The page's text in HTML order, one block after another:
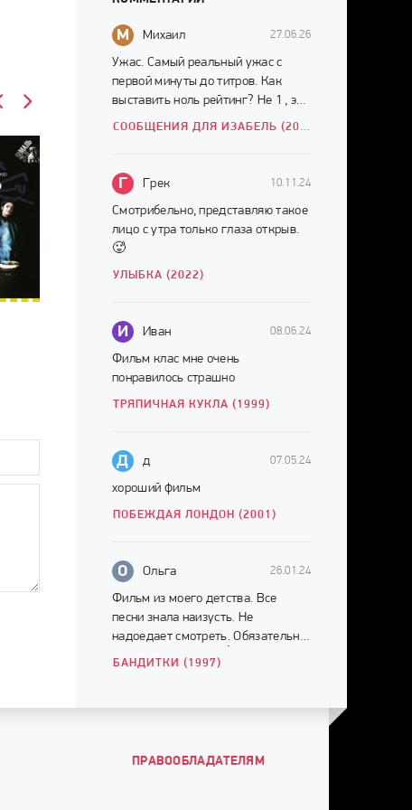
М Михаил 27.06.26
Ужас. Самый реальный ужас с
первой минуты до титров. Как
выставить ноль рейтинг? Не 1 , это
много. НОЛЬ.
СООБЩЕНИЯ ДЛЯ ИЗАБЕЛЬ (2026)
Г Грек 10.11.24
Смотрибельно, представляю такое
лицо с утра только глаза открыв.
🥵
УЛЫБКА (2022)
И Иван 08.06.24
Фильм клас мне очень
понравилось страшно
ТРЯПИЧНАЯ КУКЛА (1999)
Д д 07.05.24
хороший фильм
ПОБЕЖДАЯ ЛОНДОН (2001)
О Ольга 26.01.24
Фильм из моего детства. Все
песни знала наизусть. Не
надоедает смотреть. Обязательно
смотреть до конца ☝️
БАНДИТКИ (1997)
ПРАВООБЛАДАТЕЛЯМ